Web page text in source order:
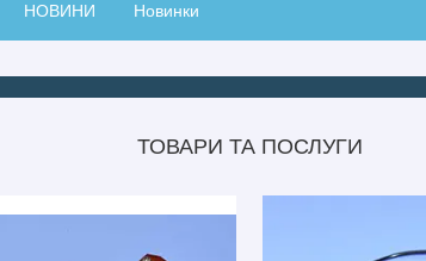
НОВИНИ Новинки
ТОВАРИ ТА ПОСЛУГИ